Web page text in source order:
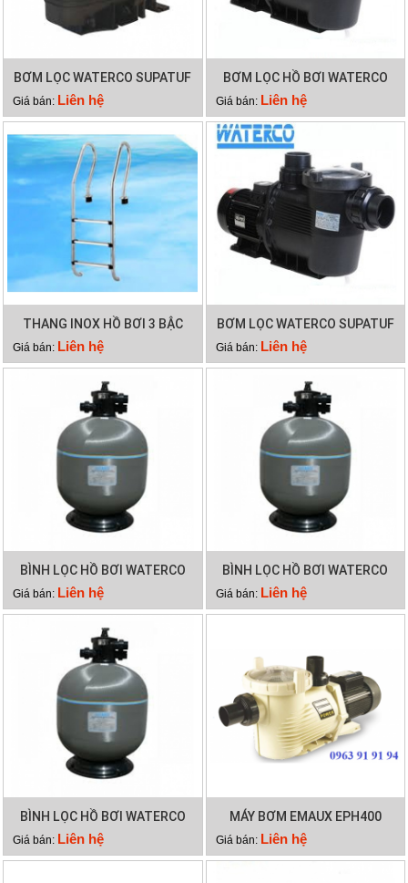
BƠM LỌC WATERCO SUPATUF
150
Giá bán: Liên hệ
BƠM LỌC HỒ BƠI WATERCO
SUPATUF
Giá bán: Liên hệ
THANG INOX HỒ BƠI 3 BẬC
Giá bán: Liên hệ
BƠM LỌC WATERCO SUPATUF
100
Giá bán: Liên hệ
BÌNH LỌC HỒ BƠI WATERCO
S700
Giá bán: Liên hệ
BÌNH LỌC HỒ BƠI WATERCO
S900
Giá bán: Liên hệ
BÌNH LỌC HỒ BƠI WATERCO
S800
Giá bán: Liên hệ
MÁY BƠM EMAUX EPH400
Giá bán: Liên hệ